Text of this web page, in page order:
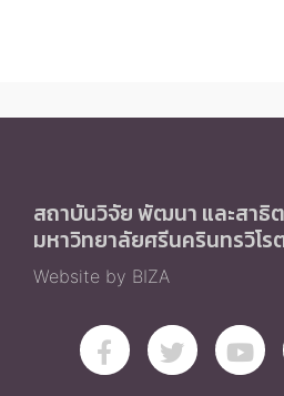
สถาบันวิจัย พัฒนา และสาธิ
มหาวิทยาลัยศรีนครินทรวิโ
Website by BIZA